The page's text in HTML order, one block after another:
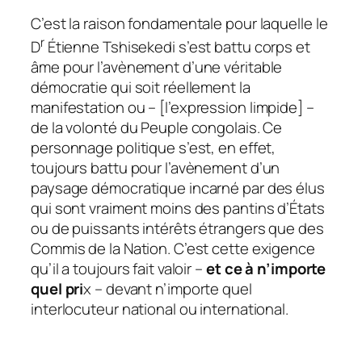
C’est la raison fondamentale pour laquelle le
DrÉtienne Tshisekedi s’est battu corps et
âme pour l’avènement d’une véritable
démocratie qui soit réellement la
manifestation ou – [l’expression limpide] –
de la volonté du Peuple congolais. Ce
personnage politique s’est, en effet,
toujours battu pour l’avènement d’un
paysage démocratique incarné par des élus
qui sont vraiment moins des pantins d’États
ou de puissants intérêts étrangers que des
Commis de la Nation. C’est cette exigence
qu’il a toujours fait valoir –et ce à n’importe
quel prix – devant n’importe quel
interlocuteur national ou international.